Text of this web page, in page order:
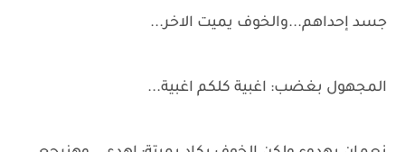
جسد إحداهم...والخوف يميت الاخر...
المجهول بغضب: اغبية كلكم اغبية...